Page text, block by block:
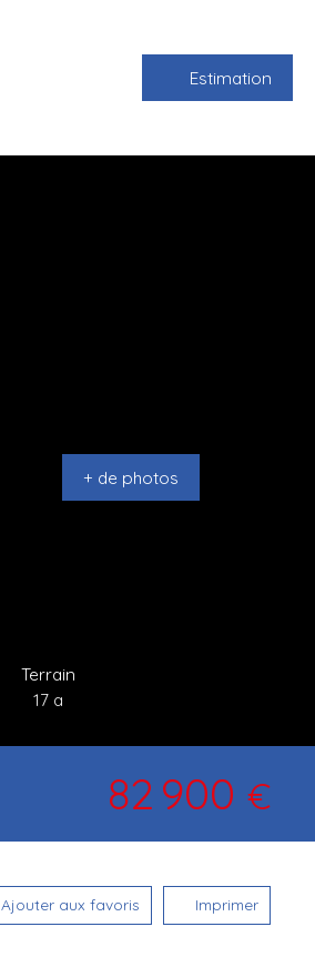
Estimation
+ de photos
Terrain
17 a
82 900 €
Ajouter aux favoris Imprimer